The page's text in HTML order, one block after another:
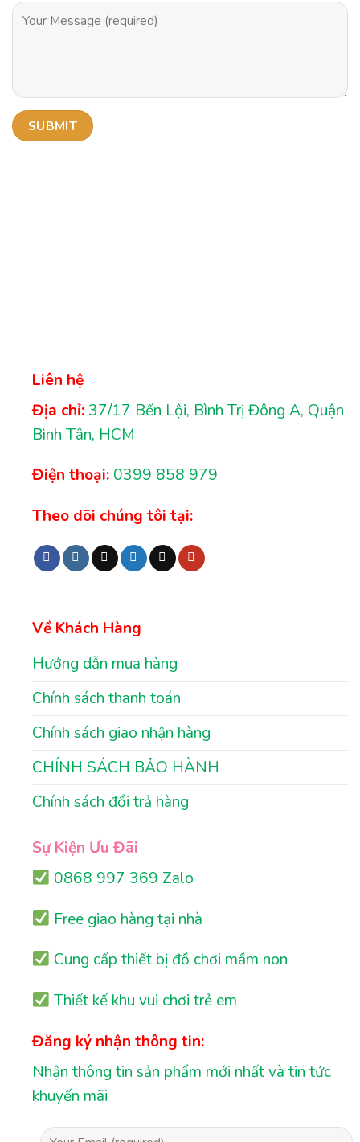
Liên hệ
Địa chỉ: 37/17 Bến Lội, Bình Trị Đông A, Quận
Bình Tân, HCM
Điện thoại: 0399 858 979
Theo dõi chúng tôi tại:
Về Khách Hàng
Hướng dẫn mua hàng
Chính sách thanh toán
Chính sách giao nhận hàng
CHÍNH SÁCH BẢO HÀNH
Chính sách đổi trả hàng
Sự Kiện Ưu Đãi
0868 997 369 Zalo
Free giao hàng tại nhà
Cung cấp thiết bị đồ chơi mầm non
Thiết kế khu vui chơi trẻ em
Đăng ký nhận thông tin:
Nhận thông tin sản phẩm mới nhất và tin tức
khuyến mãi